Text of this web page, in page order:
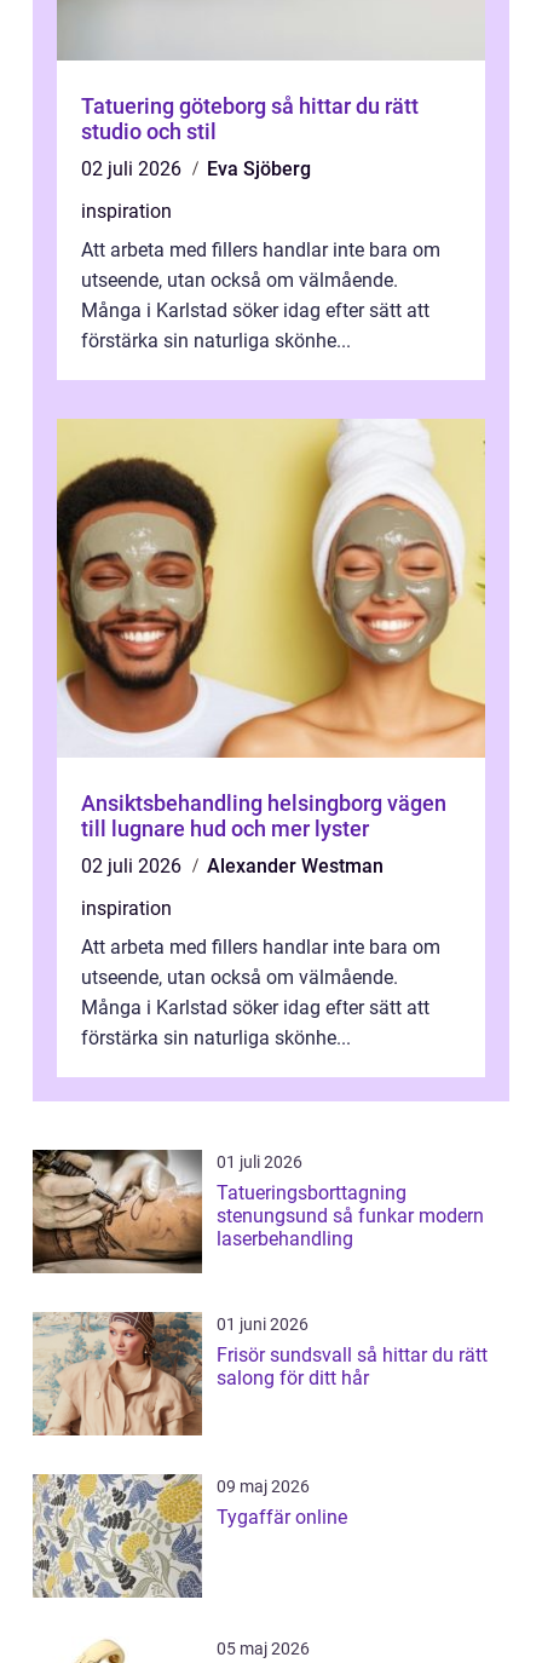
Tatuering göteborg så hittar du rätt
studio och stil
02 juli 2026
Eva Sjöberg
inspiration
Att arbeta med fillers handlar inte bara om
utseende, utan också om välmående.
Många i Karlstad söker idag efter sätt att
förstärka sin naturliga skönhe...
Ansiktsbehandling helsingborg vägen
till lugnare hud och mer lyster
02 juli 2026
Alexander Westman
inspiration
Att arbeta med fillers handlar inte bara om
utseende, utan också om välmående.
Många i Karlstad söker idag efter sätt att
förstärka sin naturliga skönhe...
01 juli 2026
Tatueringsborttagning
stenungsund så funkar modern
laserbehandling
01 juni 2026
Frisör sundsvall så hittar du rätt
salong för ditt hår
09 maj 2026
Tygaffär online
05 maj 2026